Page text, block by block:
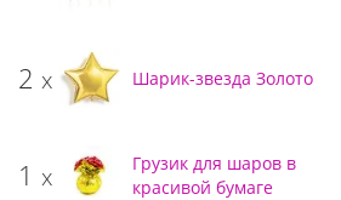
2 x Шарик-звезда Золото
1 x
Грузик для шаров в
красивой бумаге